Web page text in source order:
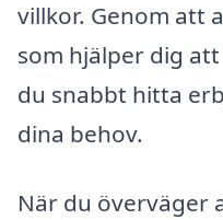
villkor. Genom att
som hjälper dig
du snabbt hitta
dina behov.
När du överväger